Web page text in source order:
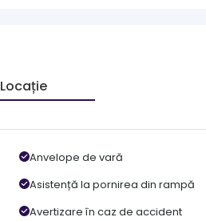
Locație
Anvelope de vară
Asistență la pornirea din rampă
Avertizare în caz de accident